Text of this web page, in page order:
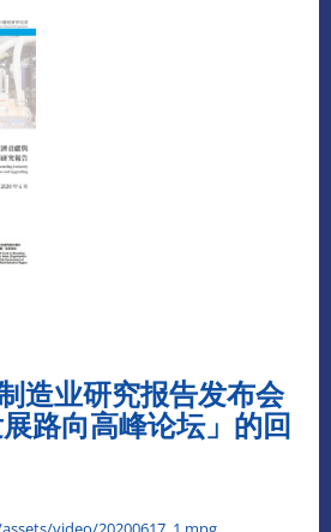
造业研究报告发布会
路向高峰论坛」的回